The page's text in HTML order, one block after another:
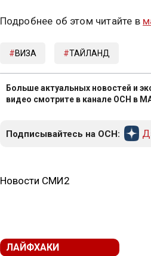
Подробнее об этом читайте в
ВИЗА ТАЙЛАНД
Больше актуальных новостей и
видео смотрите в канале ОСН в
Подписывайтесь на ОСН:
Новости СМИ2
ЛАЙФХАКИ